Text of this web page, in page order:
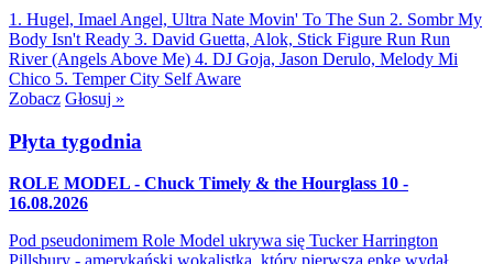
1. Hugel, Imael Angel, Ultra Nate Movin' To The Sun 2. Sombr My
Body Isn't Ready 3. David Guetta, Alok, Stick Figure Run Run
River (Angels Above Me) 4. DJ Goja, Jason Derulo, Melody Mi
Chico 5. Temper City Self Aware
Zobacz Głosuj »
Płyta tygodnia
ROLE MODEL - Chuck Timely & the Hourglass 10 -
16.08.2026
Pod pseudonimem Role Model ukrywa się Tucker Harrington